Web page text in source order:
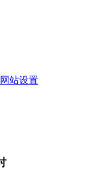
网站设置